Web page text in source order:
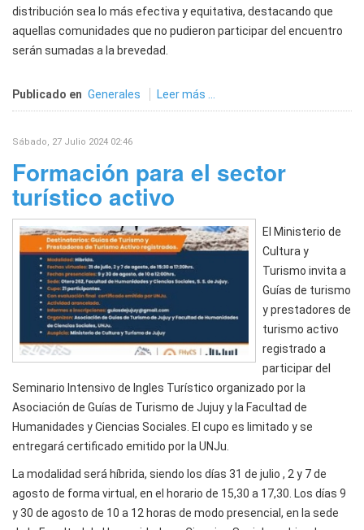
distribución sea lo más efectiva y equitativa, destacando que
aquellas comunidades que no pudieron participar del encuentro
serán sumadas a la brevedad.
Publicado en Generales Leer más ...
Sábado, 27 Julio 2024 02:46
Formación para el sector
turístico activo
El Ministerio de
Cultura y
Turismo invita a
Guías de turismo
y prestadores de
turismo activo
registrado a
participar del
Seminario Intensivo de Ingles Turístico organizado por la
Asociación de Guías de Turismo de Jujuy y la Facultad de
Humanidades y Ciencias Sociales. El cupo es limitado y se
entregará certificado emitido por la UNJu.
La modalidad será híbrida, siendo los días 31 de julio , 2 y 7 de
agosto de forma virtual, en el horario de 15,30 a 17,30. Los días 9
y 30 de agosto de 10 a 12 horas de modo presencial, en la sede